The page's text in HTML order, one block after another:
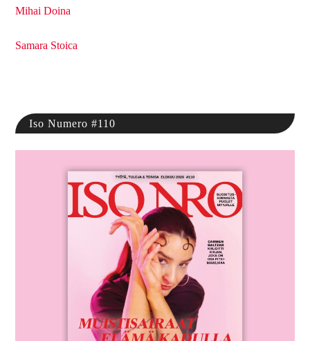
Mihai Doina
Samara Stoica
Iso Numero #110